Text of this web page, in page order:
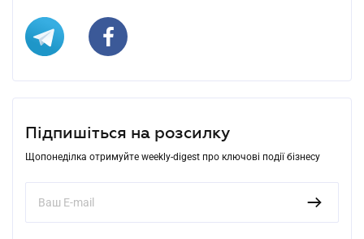
Підпишіться на розсилку
Щопонеділка отримуйте weekly-digest про ключові події бізнесу